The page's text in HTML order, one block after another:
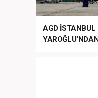
AGD İSTANBUL